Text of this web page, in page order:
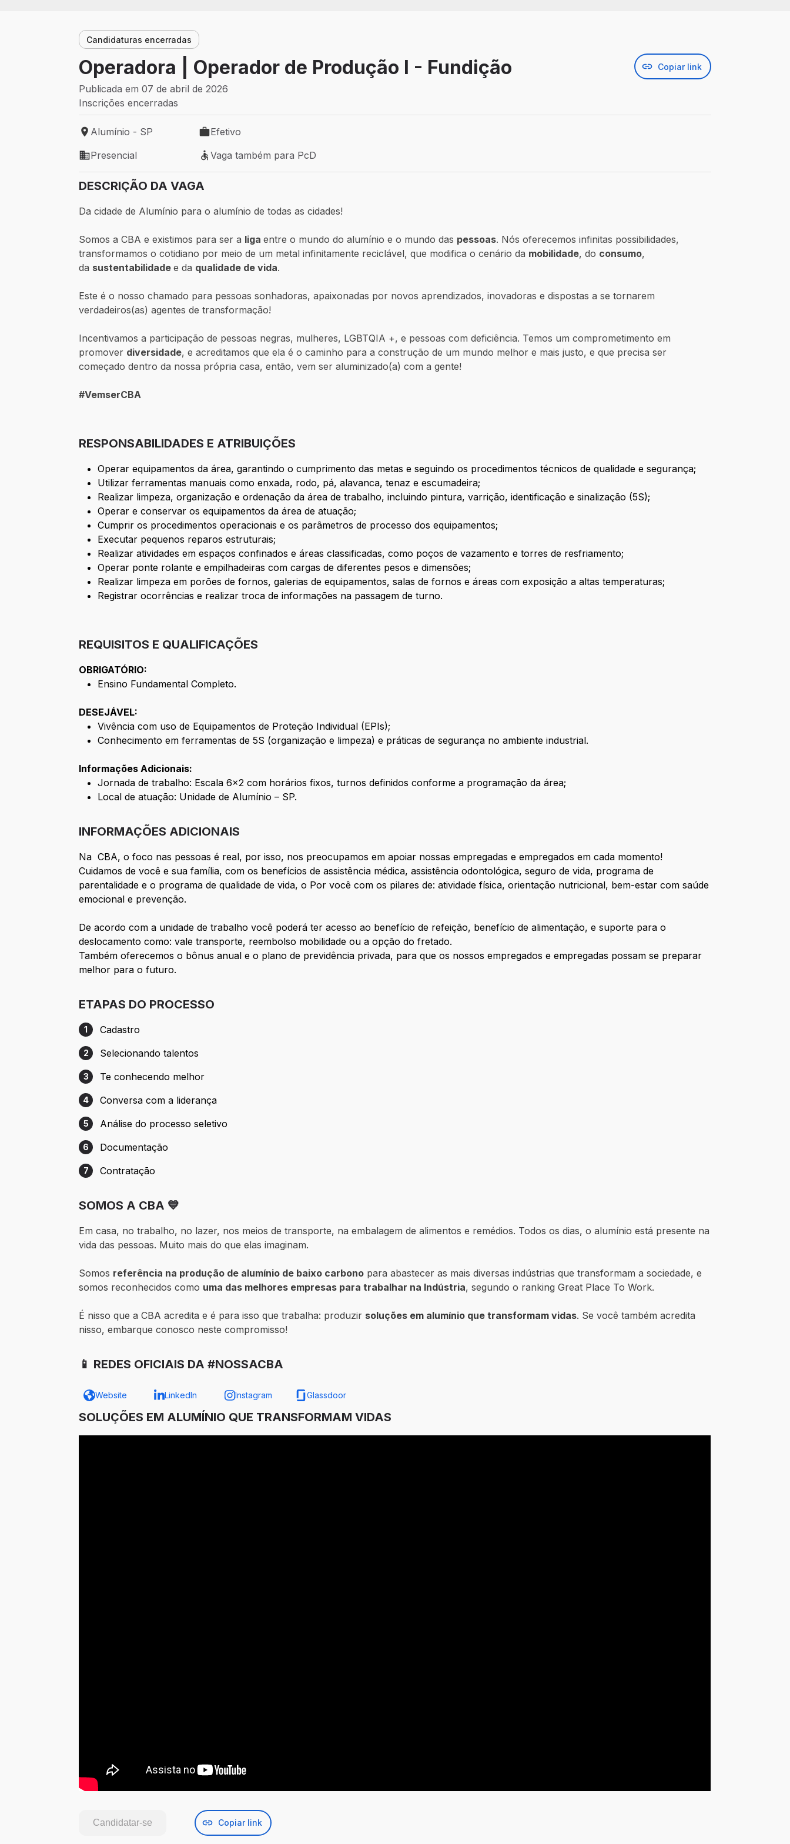
Candidaturas encerradas
Operadora | Operador de Produção I - Fundição Copiar link
Publicada em 07 de abril de 2026
Inscrições encerradas
Local de trabalho: Alumínio - SP
Alumínio - SP
Tipo de vaga: Efetivo
Efetivo
Modelo de trabalho: Presencial
Presencial
Vaga também para PcD
Vaga também para PcD
DESCRIÇÃO DA VAGA
Da cidade de Alumínio para o alumínio de todas as cidades!
Somos a CBA e existimos para ser a ligaentre o mundo do alumínio e o mundo das pessoas. Nós oferecemos infinitas possibilidades,
transformamos o cotidiano por meio de um metal infinitamente reciclável, que modifica o cenário da mobilidade, do consumo,
da sustentabilidadee da qualidade de vida.
Este é o nosso chamado para pessoas sonhadoras, apaixonadas por novos aprendizados, inovadoras e dispostas a se tornarem
verdadeiros(as) agentes de transformação!
Incentivamos a participação de pessoas negras, mulheres, LGBTQIA +, e pessoas com deficiência. Temos um comprometimento em
promover diversidade, e acreditamos que ela é o caminho para a construção de um mundo melhor e mais justo, e que precisa ser
começado dentro da nossa própria casa, então, vem ser aluminizado(a) com a gente!
#VemserCBA
RESPONSABILIDADES E ATRIBUIÇÕES
Operar equipamentos da área, garantindo o cumprimento das metas e seguindo os procedimentos técnicos de qualidade e segurança;
Utilizar ferramentas manuais como enxada, rodo, pá, alavanca, tenaz e escumadeira;
Realizar limpeza, organização e ordenação da área de trabalho, incluindo pintura, varrição, identificação e sinalização (5S);
Operar e conservar os equipamentos da área de atuação;
Cumprir os procedimentos operacionais e os parâmetros de processo dos equipamentos;
Executar pequenos reparos estruturais;
Realizar atividades em espaços confinados e áreas classificadas, como poços de vazamento e torres de resfriamento;
Operar ponte rolante e empilhadeiras com cargas de diferentes pesos e dimensões;
Realizar limpeza em porões de fornos, galerias de equipamentos, salas de fornos e áreas com exposição a altas temperaturas;
Registrar ocorrências e realizar troca de informações na passagem de turno.
REQUISITOS E QUALIFICAÇÕES
OBRIGATÓRIO:
Ensino Fundamental Completo.
DESEJÁVEL:
Vivência com uso de Equipamentos de Proteção Individual (EPIs);
Conhecimento em ferramentas de 5S (organização e limpeza) e práticas de segurança no ambiente industrial.
Informações Adicionais:
Jornada de trabalho: Escala 6x2 com horários fixos, turnos definidos conforme a programação da área;
Local de atuação: Unidade de Alumínio – SP.
INFORMAÇÕES ADICIONAIS
Na CBA, o foco nas pessoas é real, por isso, nos preocupamos em apoiar nossas empregadas e empregados em cada momento!
Cuidamos de você e sua família, com os benefícios de assistência médica, assistência odontológica, seguro de vida, programa de
parentalidade e o programa de qualidade de vida, o Por você com os pilares de: atividade física, orientação nutricional, bem-estar com saúde
emocional e prevenção.
De acordo com a unidade de trabalho você poderá ter acesso ao benefício de refeição, benefício de alimentação, e suporte para o
deslocamento como: vale transporte, reembolso mobilidade ou a opção do fretado.
Também oferecemos o bônus anual e o plano de previdência privada, para que os nossos empregados e empregadas possam se preparar
melhor para o futuro.
ETAPAS DO PROCESSO
Etapa 1: Cadastro
1 Cadastro
Etapa 2: Selecionando talentos
2 Selecionando talentos
Etapa 3: Te conhecendo melhor
3 Te conhecendo melhor
Etapa 4: Conversa com a liderança
4 Conversa com a liderança
Etapa 5: Análise do processo seletivo
5 Análise do processo seletivo
Etapa 6: Documentação
6 Documentação
Etapa 7: Contratação
7 Contratação
SOMOS A CBA 💙
Em casa, no trabalho, no lazer, nos meios de transporte, na embalagem de alimentos e remédios. Todos os dias, o alumínio está presente na
vida das pessoas. Muito mais do que elas imaginam.
Somos referência na produção de alumínio de baixo carbono para abastecer as mais diversas indústrias que transformam a sociedade, e
somos reconhecidos como uma das melhores empresas para trabalhar na Indústria, segundo o ranking Great Place To Work.
É nisso que a CBA acredita e é para isso que trabalha: produzir soluções em alumínio que transformam vidas. Se você também acredita
nisso, embarque conosco neste compromisso!
📱 REDES OFICIAIS DA #NOSSACBA
Website LinkedIn Instagram Glassdoor
SOLUÇÕES EM ALUMÍNIO QUE TRANSFORMAM VIDAS
Candidatar-se Copiar link